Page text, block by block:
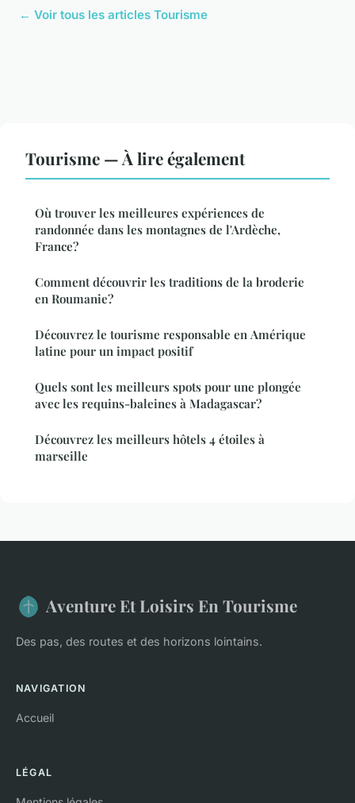
← Voir tous les articles Tourisme
Tourisme — À lire également
Où trouver les meilleures expériences de
randonnée dans les montagnes de l'Ardèche,
France?
Comment découvrir les traditions de la broderie
en Roumanie?
Découvrez le tourisme responsable en Amérique
latine pour un impact positif
Quels sont les meilleurs spots pour une plongée
avec les requins-baleines à Madagascar?
Découvrez les meilleurs hôtels 4 étoiles à
marseille
Aventure Et Loisirs En Tourisme
Des pas, des routes et des horizons lointains.
NAVIGATION
Accueil
LÉGAL